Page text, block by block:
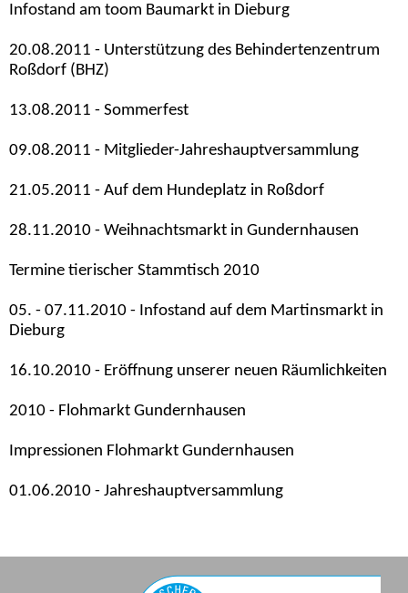
Infostand am toom Baumarkt in Dieburg
20.08.2011 - Unterstützung des Behindertenzentrum
Roßdorf (BHZ)
13.08.2011 - Sommerfest
09.08.2011 - Mitglieder-Jahreshauptversammlung
21.05.2011 - Auf dem Hundeplatz in Roßdorf
28.11.2010 - Weihnachtsmarkt in Gundernhausen
Termine tierischer Stammtisch 2010
05. - 07.11.2010 - Infostand auf dem Martinsmarkt in
Dieburg
16.10.2010 - Eröffnung unserer neuen Räumlichkeiten
2010 - Flohmarkt Gundernhausen
Impressionen Flohmarkt Gundernhausen
01.06.2010 - Jahreshauptversammlung